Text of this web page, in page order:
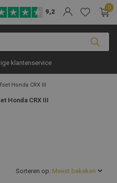
9,2
0
klantenservice
Honda CRX III
Honda CRX III
Sorteren op: